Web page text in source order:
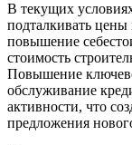
В текущих
подталкивать
повышение
стоимость
Повышение
обслуживание
активности, что
предложения